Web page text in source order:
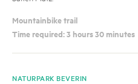
Mountainbike trail
Time required: 3 hours 30 minutes
NATURPARK BEVERIN